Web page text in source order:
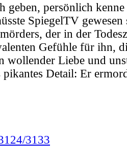
geben, persönlich
SpiegelTV
der in der
Gefühle für ihn,
wollender Liebe und
pikantes Detail: Er
3133